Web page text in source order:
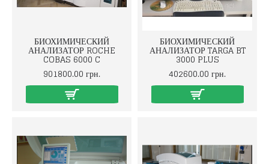
БИОХИМИЧЕСКИЙ
АНАЛИЗАТОР ROCHE
COBAS 6000 C
901800.00 грн.
БИОХИМИЧЕСКИЙ
АНАЛИЗАТОР TARGA BT
3000 PLUS
402600.00 грн.